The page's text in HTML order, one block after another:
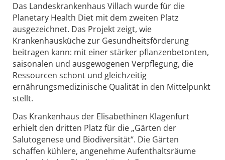
Das Landeskrankenhaus Villach wurde für die
Planetary Health Diet mit dem zweiten Platz
ausgezeichnet. Das Projekt zeigt, wie
Krankenhausküche zur Gesundheitsförderung
beitragen kann: mit einer stärker pflanzenbetonten,
saisonalen und ausgewogenen Verpflegung, die
Ressourcen schont und gleichzeitig
ernährungsmedizinische Qualität in den Mittelpunkt
stellt.
Das Krankenhaus der Elisabethinen Klagenfurt
erhielt den dritten Platz für die „Gärten der
Salutogenese und Biodiversität“. Die Gärten
schaffen kühlere, angenehme Aufenthaltsräume